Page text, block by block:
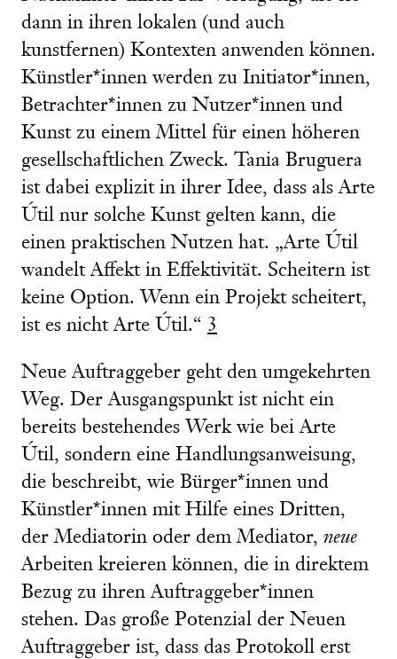
dann in ihren lokalen (und auch
kunstfernen) Kontexten anwenden können.
Künstler*innen werden zu Initiator*innen,
Betrachter*innen zu Nutzer*innen und
Kunst zu einem Mittel für einen höheren
gesellschaftlichen Zweck. Tania Bruguera
ist dabei explizit in ihrer Idee, dass als Arte
Útil nur solche Kunst gelten kann, die
einen praktischen Nutzen hat. „Arte Útil
wandelt Affekt in Effektivität. Scheitern ist
keine Option. Wenn ein Projekt scheitert,
ist es nicht Arte Útil.“ 3
Neue Auftraggeber geht den umgekehrten
Weg. Der Ausgangspunkt ist nicht ein
bereits bestehendes Werk wie bei Arte
Útil, sondern eine Handlungsanweisung,
die beschreibt, wie Bürger*innen und
Künstler*innen mit Hilfe eines Dritten,
der Mediatorin oder dem Mediator, neue
Arbeiten kreieren können, die in direktem
Bezug zu ihren Auftraggeber*innen
stehen. Das große Potenzial der Neuen
Auftraggeber ist, dass das Protokoll erst